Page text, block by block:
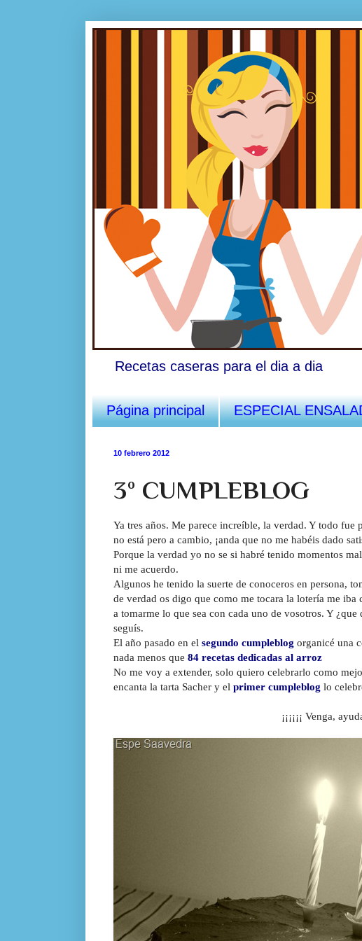
Recetas caseras para el dia a dia
Página principal ESPECIAL
10 febrero 2012
3º CUMPLEBLOG
Ya tres años. Me parece increíble, la verdad. Y todo fue
no está pero a cambio, ¡anda que no me habéis dado
Porque la verdad yo no se si habré tenido momentos
ni me acuerdo.
Algunos he tenido la suerte de conoceros en persona,
de verdad os digo que como me tocara la lotería me
a tomarme lo que sea con cada uno de vosotros. Y
seguís.
El año pasado en el segundo cumpleblog organicé una
nada menos que 84 recetas dedicadas al arroz
No me voy a extender, solo quiero celebrarlo como
encanta la tarta Sacher y el primer cumpleblog lo
¡¡¡¡¡¡ Venga,